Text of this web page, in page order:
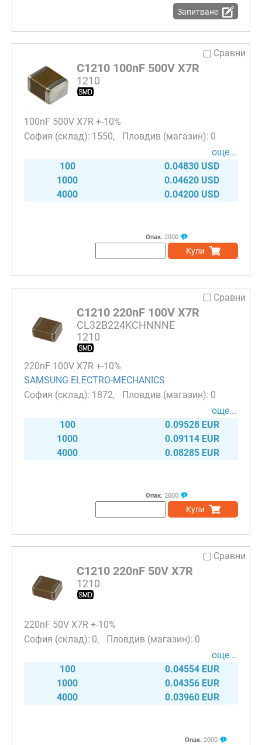
Запитване
Сравни
C1210 100nF 500V X7R
1210
100nF 500V X7R +-10%
1550
0
още...
100
0.04830 USD
1000
0.04620 USD
4000
0.04200 USD
Опак. 2000
Купи
Сравни
C1210 220nF 100V X7R
CL32B224KCHNNNE
1210
220nF 100V X7R +-10%
SAMSUNG ELECTRO-MECHANICS
1872
0
още...
100
0.09528 EUR
1000
0.09114 EUR
4000
0.08285 EUR
Опак. 2000
Купи
Сравни
C1210 220nF 50V X7R
1210
220nF 50V X7R +-10%
0
0
още...
100
0.04554 EUR
1000
0.04356 EUR
4000
0.03960 EUR
Опак. 2000